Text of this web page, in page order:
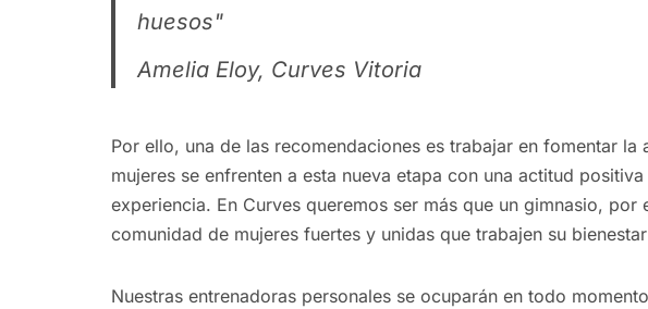
huesos"
Amelia Eloy, Curves Vitoria
Por ello, una de las recomendaciones es trabajar en fomentar la
mujeres se enfrenten a esta nueva etapa con una actitud
experiencia. En Curves queremos ser más que un gimnasio,
comunidad de mujeres fuertes y unidas que trabajen su
Nuestras entrenadoras personales se ocuparán en todo